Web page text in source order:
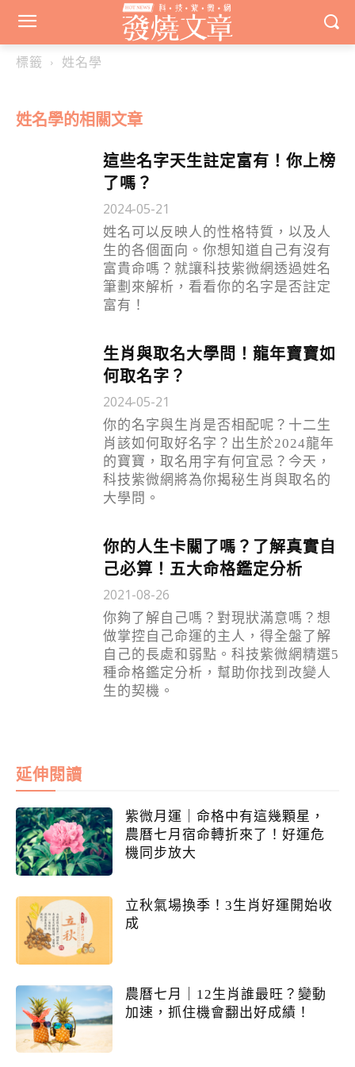
標籤 姓名學
姓名學的相關文章
這些名字天生註定富有！你上榜
了嗎？
2024-05-21
姓名可以反映人的性格特質，以及人
生的各個面向。你想知道自己有沒有
富貴命嗎？就讓科技紫微網透過姓名
筆劃來解析，看看你的名字是否註定
富有！
生肖與取名大學問！龍年寶寶如
何取名字？
2024-05-21
你的名字與生肖是否相配呢？十二生
肖該如何取好名字？出生於2024龍年
的寶寶，取名用字有何宜忌？今天，
科技紫微網將為你揭秘生肖與取名的
大學問。
你的人生卡關了嗎？了解真實自
己必算！五大命格鑑定分析
2021-08-26
你夠了解自己嗎？對現狀滿意嗎？想
做掌控自己命運的主人，得全盤了解
自己的長處和弱點。科技紫微網精選5
種命格鑑定分析，幫助你找到改變人
生的契機。
延伸閱讀
紫微月運｜命格中有這幾顆星，
農曆七月宿命轉折來了！好運危
機同步放大
立秋氣場換季！3生肖好運開始收
成
農曆七月｜12生肖誰最旺？變動
加速，抓住機會翻出好成績！